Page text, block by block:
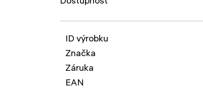
ID výrobku
Značka
Záruka
EAN